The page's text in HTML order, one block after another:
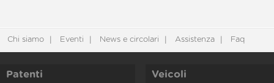
Chi siamo Eventi News e circolari Assistenza Faq
Patenti Veicoli